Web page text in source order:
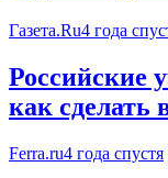
Газета.Ru4 года
Российские
как сделать
Ferra.ru4 года спустя